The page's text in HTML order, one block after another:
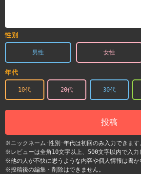
性別
男性 女性
年代
10代 20代 30代
投稿
※ニックネーム･性別･年代は初回のみ入力できます
※レビューは全角10文字以上、500文字以内で入力
※他の人が不快に思うような内容や個人情報は書か
※投稿後の編集・削除はできません。